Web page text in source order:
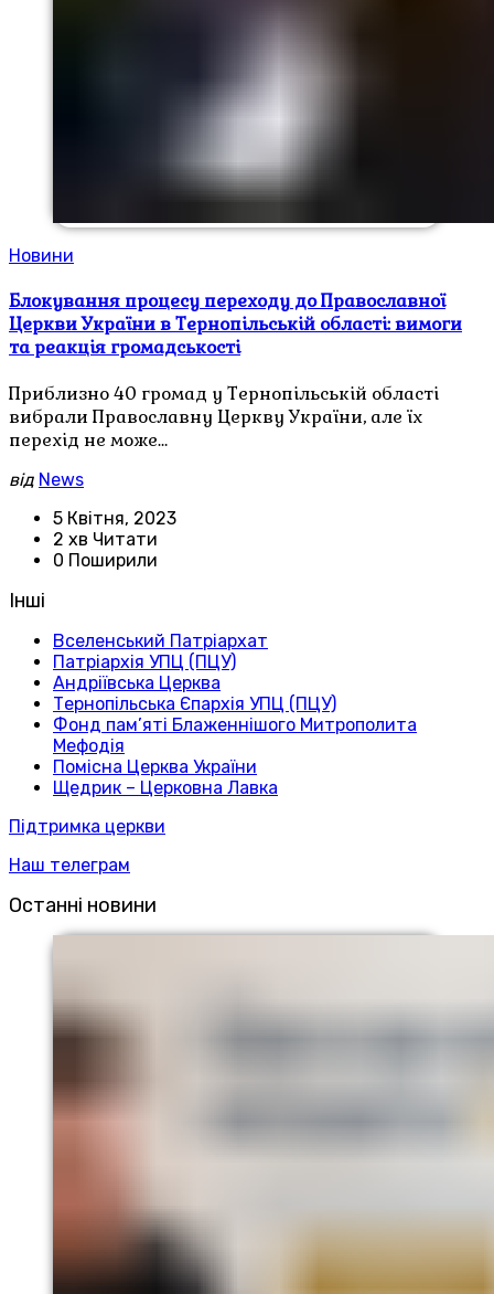
Новини
Блокування процесу переходу до Православної
Церкви України в Тернопільській області: вимоги
та реакція громадськості
Приблизно 40 громад у Тернопільській області
вибрали Православну Церкву України, але їх
перехід не може…
від News
5 Квітня, 2023
2 хв Читати
0 Поширили
Інші
Вселенський Патріархат
Патріархія УПЦ (ПЦУ)
Андріївська Церква
Тернопільська Єпархія УПЦ (ПЦУ)
Фонд пам’яті Блаженнішого Митрополита
Мефодія
Помісна Церква України
Щедрик – Церковна Лавка
Підтримка церкви
Наш телеграм
Останні новини